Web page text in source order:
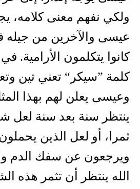
ولكي نفهم معنى كلامه،
عيسى والآخرين من جيله
كانوا يتكلمون الأرامية. في
كلمة ”سيكر“ تعني تين
وعيسى يعلن لهم بهذا
ينتظر سنة بعد سنة لعل
ثمرا، أو لعل الذين
ويرجعون عن سفك الدم
الله ينتظر أن تثمر هذه